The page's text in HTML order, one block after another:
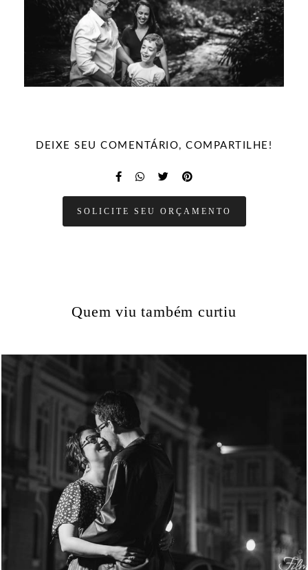
DEIXE SEU COMENTÁRIO, COMPARTILHE!
SOLICITE SEU ORÇAMENTO
Quem viu também curtiu